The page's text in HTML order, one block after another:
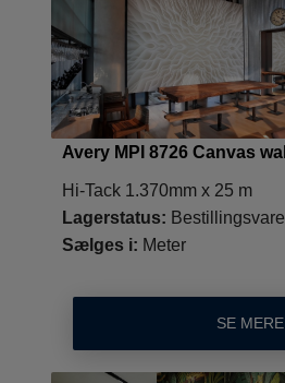
Avery MPI 8726 Canvas wall
Hi-Tack 1.370mm x 25 m
Lagerstatus: Bestillingsvare
Sælges i: Meter
SE MERE